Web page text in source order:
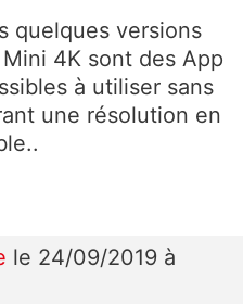
quelques versions
4K sont des App
à utiliser sans
une résolution en
..
le 24/09/2019 à